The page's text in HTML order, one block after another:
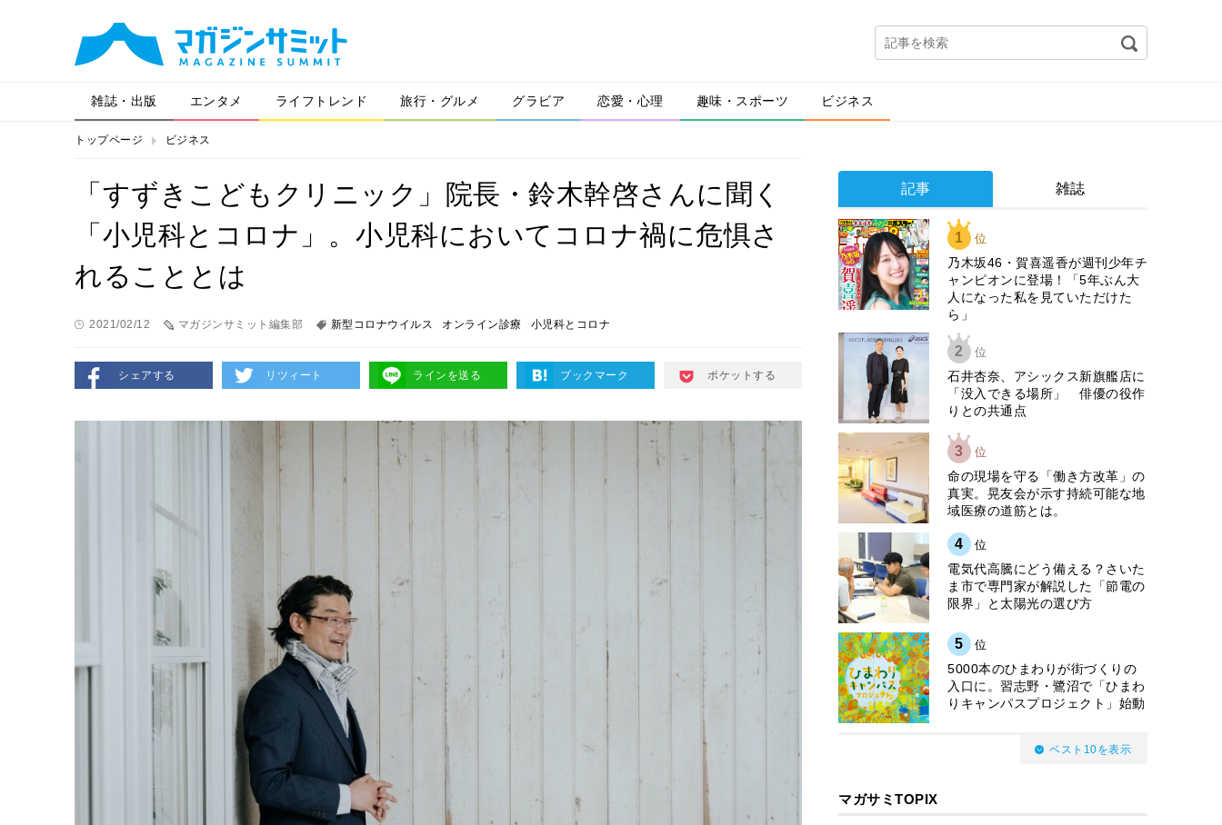
雑誌・出版 エンタメ ライフトレンド 旅行・グルメ グラビア 恋愛・心理 趣味・スポーツ ビジネス
トップページ ビジネス
「すずきこどもクリニック」院長・鈴木幹啓さんに聞く
「小児科とコロナ」。小児科においてコロナ禍に危惧さ
れることとは
2021/02/12 マガジンサミット編集部 新型コロナウイルス オンライン診療 小児科とコロナ
シェアする リツィート ラインを送る ブックマーク ポケットする
記事 雑誌
1 位
乃木坂46・賀喜遥香が週刊少年チ
ャンピオンに登場！「5年ぶん大
人になった私を見ていただけた
ら」
2 位
石井杏奈、アシックス新旗艦店に
「没入できる場所」 俳優の役作
りとの共通点
3 位
​命の現場を守る「働き方改革」の
真実。晃友会が示す持続可能な地
域医療の道筋とは。
4 位
電気代高騰にどう備える？さいた
ま市で専門家が解説した「節電の
限界」と太陽光の選び方
5 位
5000本のひまわりが街づくりの
入口に。習志野・鷺沼で「ひまわ
りキャンパスプロジェクト」始動
ベスト10を表示
マガサミTOPIX